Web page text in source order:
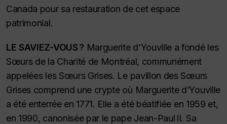
Canada pour sa restauration de cet espace
patrimonial.
LE SAVIEZ-VOUS ? Marguerite d’Youville a fondé les
Sœurs de la Charité de Montréal, communément
appelées les Sœurs Grises. Le pavillon des Sœurs
Grises comprend une crypte où Marguerite d’Youville
a été enterrée en 1771. Elle a été béatifiée en 1959 et,
en 1990, canonisée par le pape Jean-Paul II. Sa